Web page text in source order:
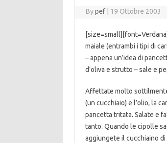
Bypef 19 Ottobre 2003
maiale (entrambi i tipi di
– appena un’idea di
d’oliva e strutto – sale e
Affettate molto
(un cucchiaio) e l’olio, la
pancetta tritata. Salate e
tanto. Quando le cipolle
aggiungete il cucchiaino